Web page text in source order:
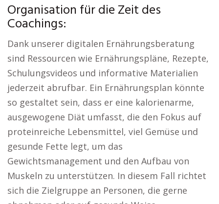
Organisation für die Zeit des
Coachings:
Dank unserer digitalen Ernährungsberatung
sind Ressourcen wie Ernährungspläne, Rezepte,
Schulungsvideos und informative Materialien
jederzeit abrufbar. Ein Ernährungsplan könnte
so gestaltet sein, dass er eine kalorienarme,
ausgewogene Diät umfasst, die den Fokus auf
proteinreiche Lebensmittel, viel Gemüse und
gesunde Fette legt, um das
Gewichtsmanagement und den Aufbau von
Muskeln zu unterstützen. In diesem Fall richtet
sich die Zielgruppe an Personen, die gerne